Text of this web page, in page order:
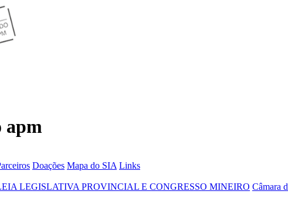
apm
Doações Mapa do SIA Links
LEGISLATIVA PROVINCIAL E CONGRESSO MINEIRO Câmara